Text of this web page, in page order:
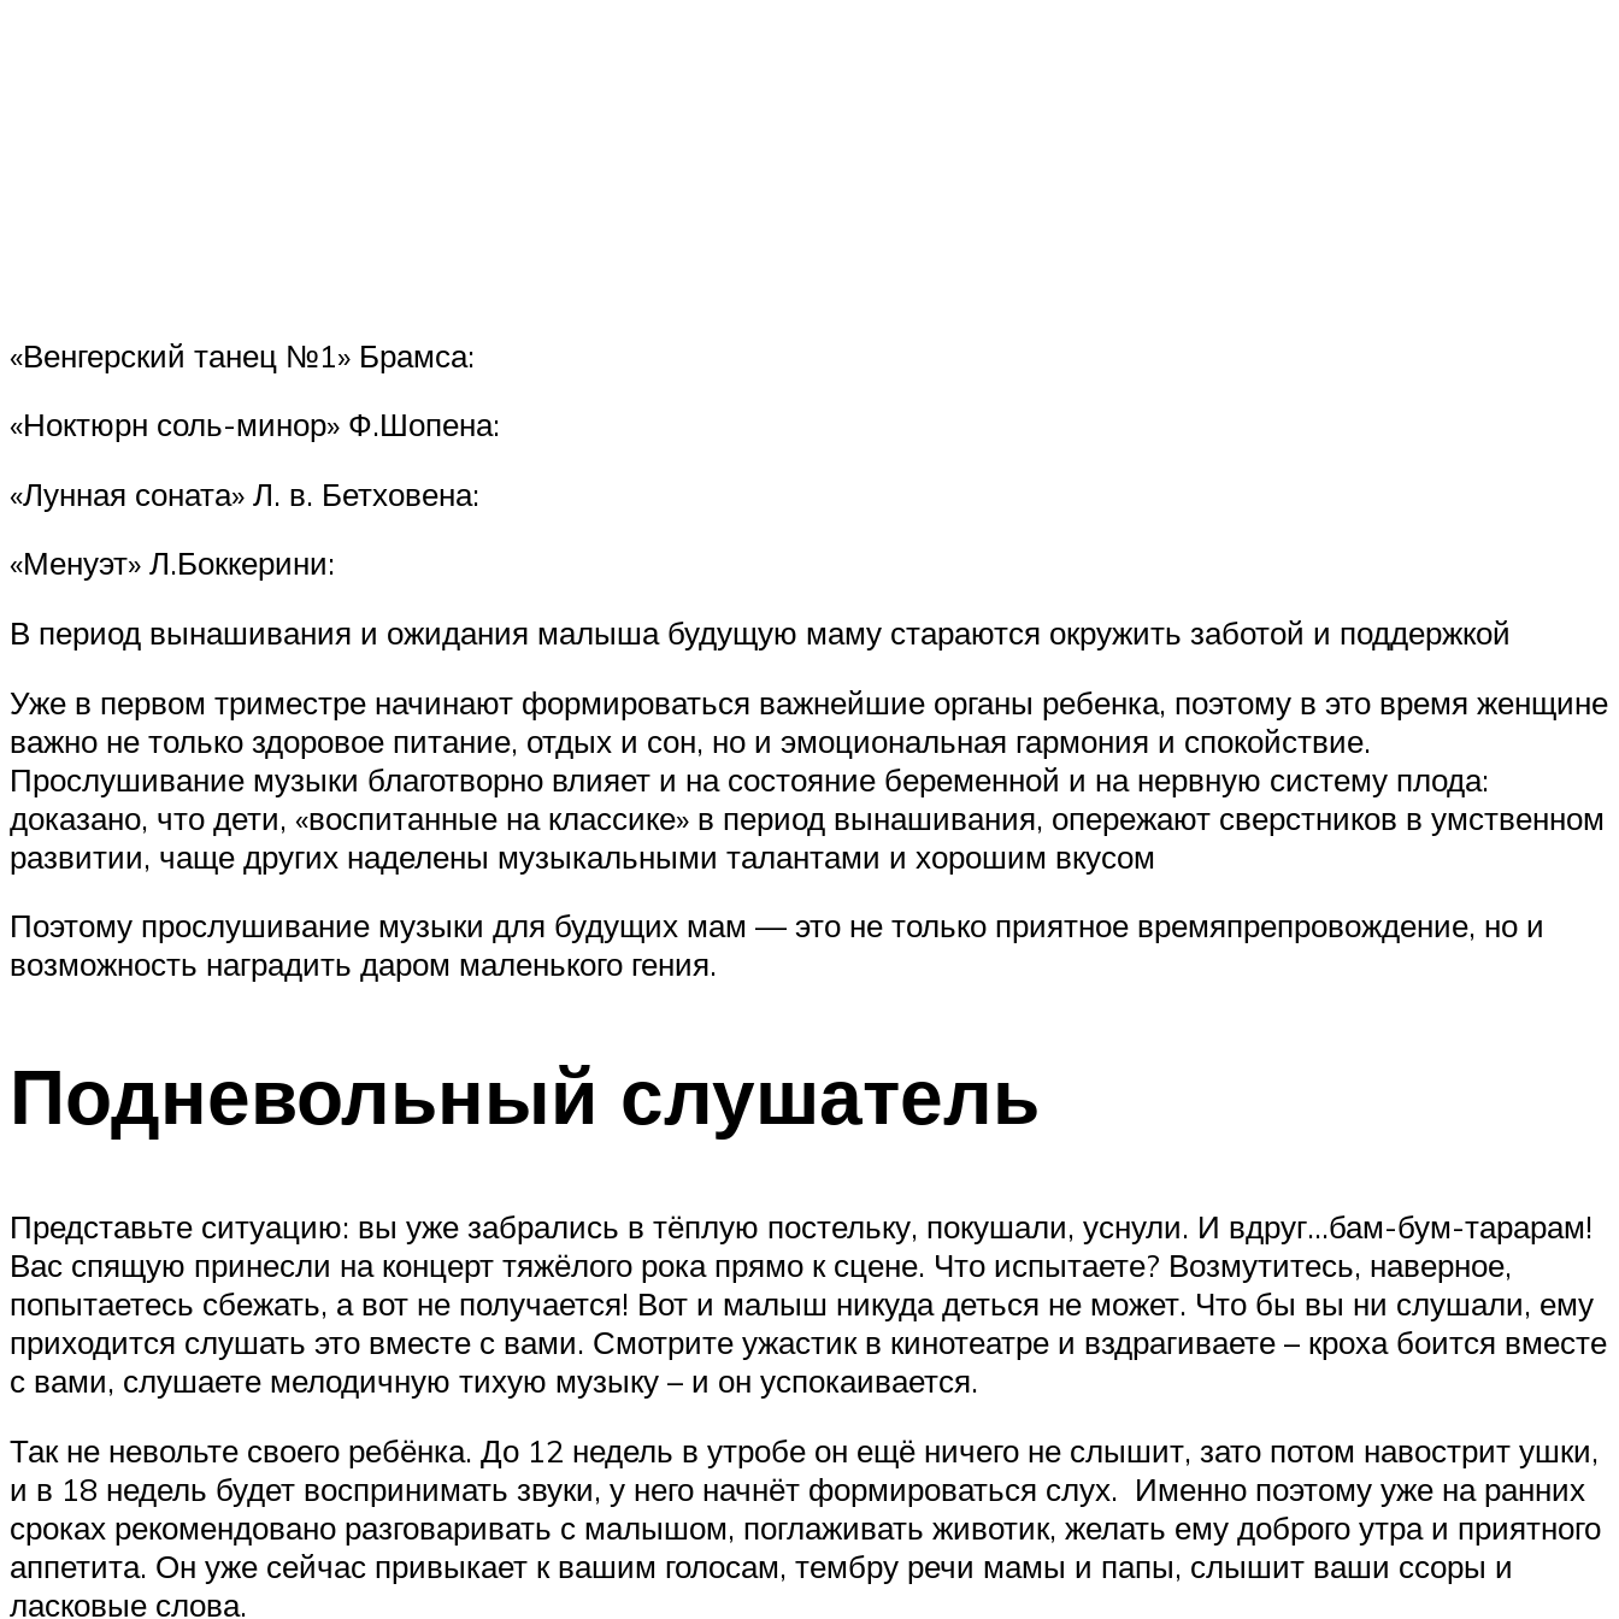
«Венгерский танец №1» Брамса:
«Ноктюрн соль-минор» Ф.Шопена:
«Лунная соната» Л. в. Бетховена:
«Менуэт» Л.Боккерини:
В период вынашивания и ожидания малыша будущую маму стараются окружить заботой и поддержкой
Уже в первом триместре начинают формироваться важнейшие органы ребенка, поэтому в это время женщине
важно не только здоровое питание, отдых и сон, но и эмоциональная гармония и спокойствие.
Прослушивание музыки благотворно влияет и на состояние беременной и на нервную систему плода:
доказано, что дети, «воспитанные на классике» в период вынашивания, опережают сверстников в умственном
развитии, чаще других наделены музыкальными талантами и хорошим вкусом
Поэтому прослушивание музыки для будущих мам — это не только приятное времяпрепровождение, но и
возможность наградить даром маленького гения.
Подневольный слушатель
Представьте ситуацию: вы уже забрались в тёплую постельку, покушали, уснули. И вдруг…бам-бум-тарарам!
Вас спящую принесли на концерт тяжёлого рока прямо к сцене. Что испытаете? Возмутитесь, наверное,
попытаетесь сбежать, а вот не получается! Вот и малыш никуда деться не может. Что бы вы ни слушали, ему
приходится слушать это вместе с вами. Смотрите ужастик в кинотеатре и вздрагиваете – кроха боится вместе
с вами, слушаете мелодичную тихую музыку – и он успокаивается.
Так не невольте своего ребёнка. До 12 недель в утробе он ещё ничего не слышит, зато потом навострит ушки,
и в 18 недель будет воспринимать звуки, у него начнёт формироваться слух. Именно поэтому уже на ранних
сроках рекомендовано разговаривать с малышом, поглаживать животик, желать ему доброго утра и приятного
аппетита. Он уже сейчас привыкает к вашим голосам, тембру речи мамы и папы, слышит ваши ссоры и
ласковые слова.